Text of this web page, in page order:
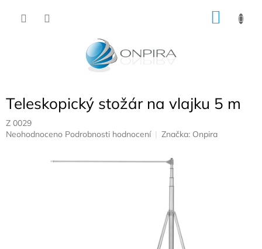
Teleskopický stožár na vlajku 5 m
Z 0029
Průměrné
Neohodnoceno Podrobnosti hodnocení Značka: Onpira